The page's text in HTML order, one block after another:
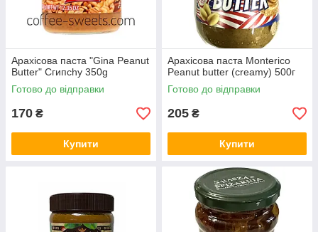
Арахісова паста "Gina Peanut
Butter" Сгипсһу 350g
Готово до відправки
170 ₴
Купити
Арахісова паста Monterico
Peanut butter (creamy) 500г
Готово до відправки
205 ₴
Купити